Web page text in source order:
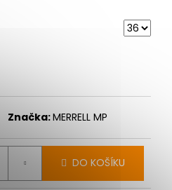
Značka:MERRELL MP
DO KOŠÍKU